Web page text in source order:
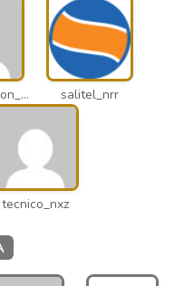
garciamenchon_puz salitel_nrr
tecnico_nxz